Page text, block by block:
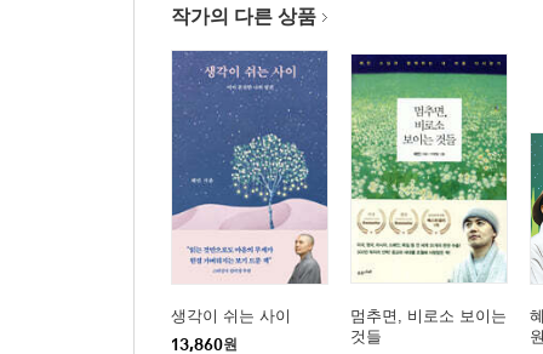
작가의 다른 상품
생각이 쉬는 사이
13,860원
멈추면, 비로소 보이는
것들